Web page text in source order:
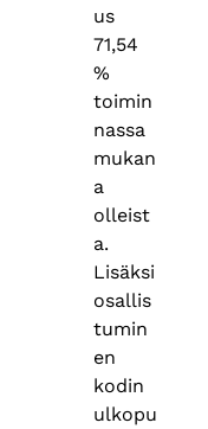
us
71,54
%
toimin
nassa
mukan
a
olleist
a.
Lisäksi
osallis
tumin
en
kodin
ulkopu